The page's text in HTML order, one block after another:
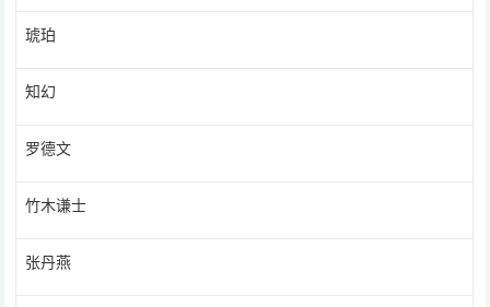
琥珀
知幻
罗德文
竹木谦士
张丹燕